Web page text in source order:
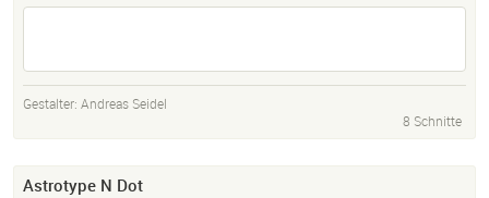
Gestalter: Andreas Seidel
8 Schnitte
Astrotype N Dot